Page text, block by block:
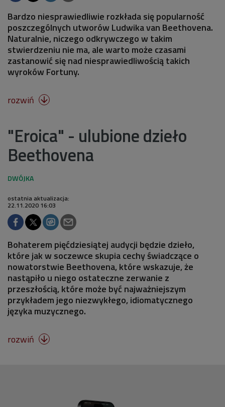
Bardzo niesprawiedliwie rozkłada się popularność
poszczególnych utworów Ludwika van Beethovena.
Naturalnie, niczego odkrywczego w takim
stwierdzeniu nie ma, ale warto może czasami
zastanowić się nad niesprawiedliwością takich
wyroków Fortuny.
rozwiń 
"Eroica" - ulubione dzieło
Beethovena
ostatnia aktualizacja:
22.11.2020 16:03
Bohaterem pięćdziesiątej audycji będzie dzieło,
które jak w soczewce skupia cechy świadczące o
nowatorstwie Beethovena, które wskazuje, że
nastąpiło u niego ostateczne zerwanie z
przeszłością, które może być najważniejszym
przykładem jego niezwykłego, idiomatycznego
języka muzycznego.
rozwiń 